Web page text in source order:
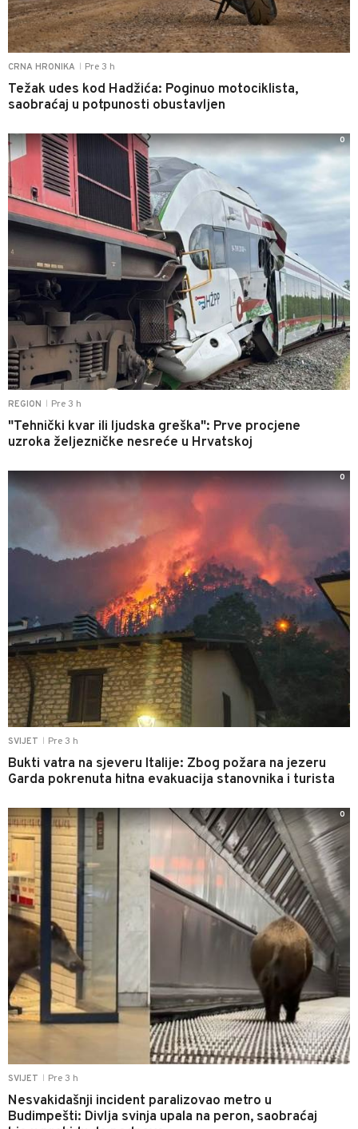
CRNA HRONIKA Pre 3 h
Težak udes kod Hadžića: Poginuo motociklista,
saobraćaj u potpunosti obustavljen
REGION Pre 3 h
"Tehnički kvar ili ljudska greška": Prve procjene
uzroka željezničke nesreće u Hrvatskoj
0
SVIJET Pre 3 h
Bukti vatra na sjeveru Italije: Zbog požara na jezeru
Garda pokrenuta hitna evakuacija stanovnika i turista
0
SVIJET Pre 3 h
Nesvakidašnji incident paralizovao metro u
Budimpešti: Divlja svinja upala na peron, saobraćaj
0